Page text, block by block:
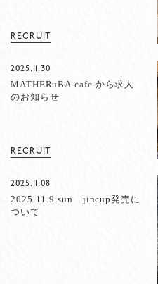
RECRUIT
2025.11.30
MATHERuBA cafe から求人
のお知らせ
RECRUIT
2025.11.08
2025 11.9 sun jincup発売に
ついて